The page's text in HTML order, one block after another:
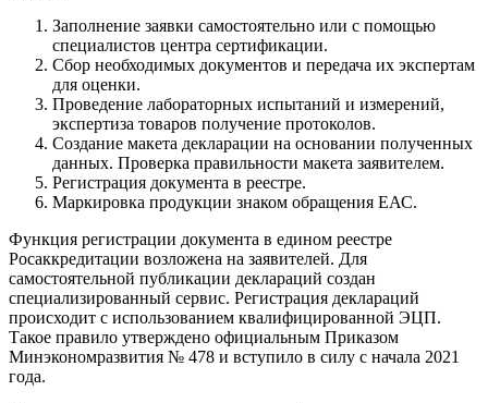
Заполнение заявки самостоятельно или с помощью
специалистов центра сертификации.
Сбор необходимых документов и передача их экспертам
для оценки.
Проведение лабораторных испытаний и измерений,
экспертиза товаров получение протоколов.
Создание макета декларации на основании полученных
данных. Проверка правильности макета заявителем.
Регистрация документа в реестре.
Маркировка продукции знаком обращения ЕАС.
Функция регистрации документа в едином реестре
Росаккредитации возложена на заявителей. Для
самостоятельной публикации деклараций создан
специализированный сервис. Регистрация деклараций
происходит с использованием квалифицированной ЭЦП.
Такое правило утверждено официальным Приказом
Минэкономразвития № 478 и вступило в силу с начала 2021
года.